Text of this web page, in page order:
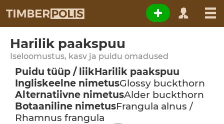
Harilik paakspuu
Iseloomustus, kasv ja puidu omadused
Puidu tüüp / liikHarilik paakspuu
Ingliskeelne nimetusGlossy buckthorn
Alternatiivne nimetusAlder buckthorn
Botaaniline nimetusFrangula alnus /
Rhamnus frangula